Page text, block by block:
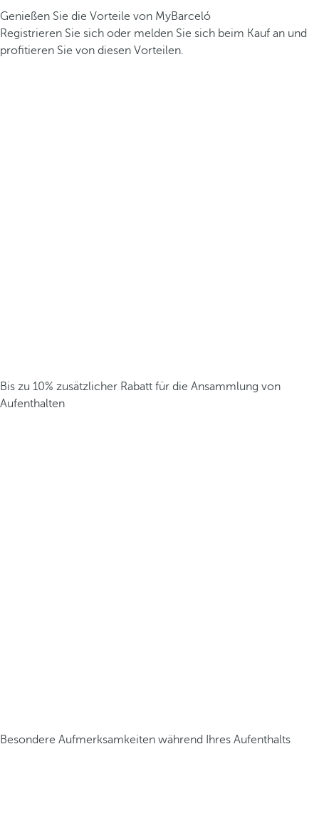
Genießen Sie die Vorteile von MyBarceló
Registrieren Sie sich oder melden Sie sich beim Kauf an und
profitieren Sie von diesen Vorteilen.
Bis zu 10% zusätzlicher Rabatt für die Ansammlung von
Aufenthalten
Besondere Aufmerksamkeiten während Ihres Aufenthalts